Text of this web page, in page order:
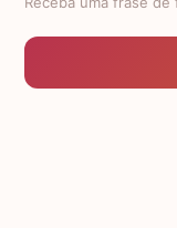
AGRADECIMENTO